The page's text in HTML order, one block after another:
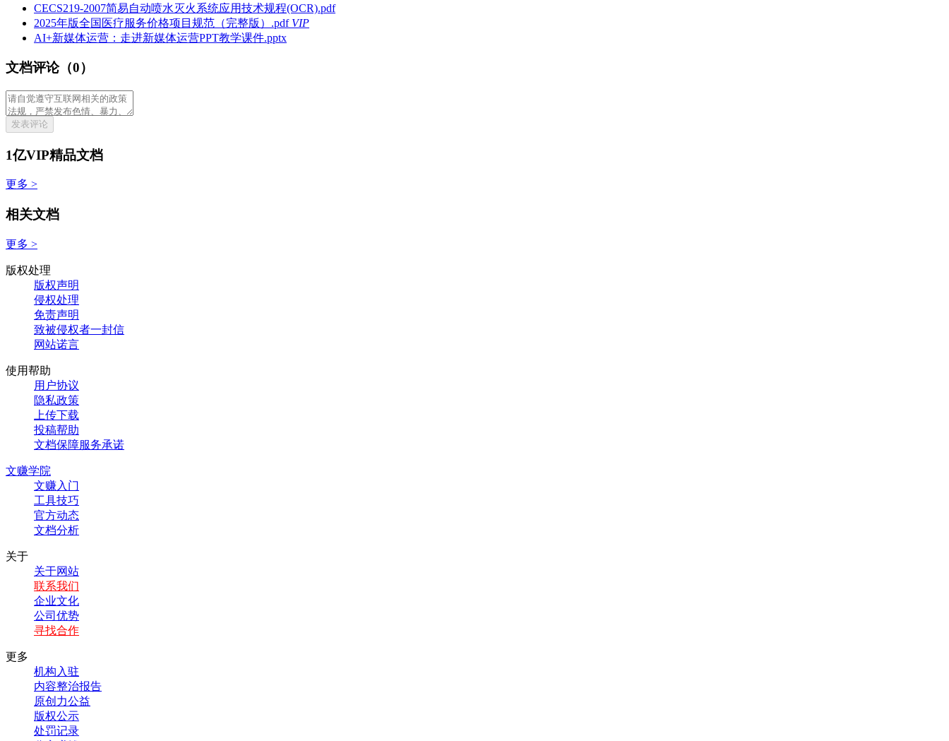
CECS219-2007简易自动喷水灭火系统应用技术规程(OCR).pdf
2025年版全国医疗服务价格项目规范（完整版）.pdf VIP
AI+新媒体运营：走进新媒体运营PPT教学课件.pptx
文档评论（0）
发表评论
1亿VIP精品文档
更多 >
相关文档
更多 >
版权处理
版权声明
侵权处理
免责声明
致被侵权者一封信
网站诺言
使用帮助
用户协议
隐私政策
上传下载
投稿帮助
文档保障服务承诺
文赚学院
文赚入门
工具技巧
官方动态
文档分析
关于
关于网站
联系我们
企业文化
公司优势
寻找合作
更多
机构入驻
内容整治报告
原创力公益
版权公示
处罚记录